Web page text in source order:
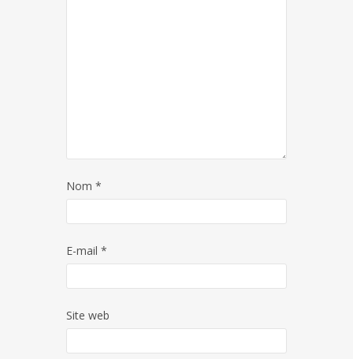
Nom *
E-mail *
Site web